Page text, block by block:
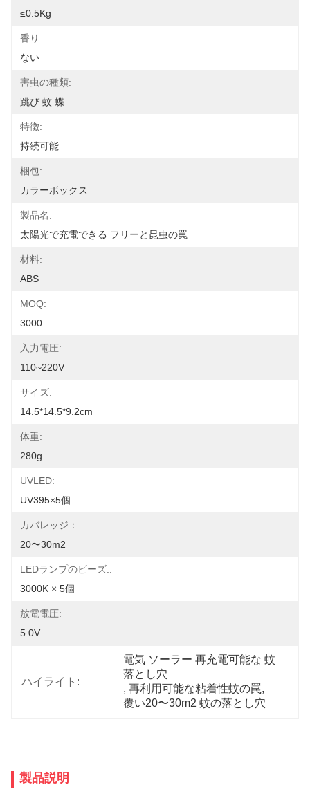
≤0.5Kg
香り:
ない
害虫の種類:
跳び 蚊 蝶
特徴:
持続可能
梱包:
カラーボックス
製品名:
太陽光で充電できる フリーと昆虫の罠
材料:
ABS
MOQ:
3000
入力電圧:
110~220V
サイズ:
14.5*14.5*9.2cm
体重:
280g
UVLED:
UV395×5個
カバレッジ：:
20〜30m2
LEDランプのビーズ::
3000K × 5個
放電電圧:
5.0V
ハイライト:
電気 ソーラー 再充電可能な 蚊
落とし穴
, 再利用可能な粘着性蚊の罠,
覆い20〜30m2 蚊の落とし穴
製品説明